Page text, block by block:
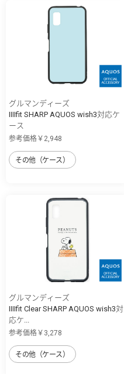
グルマンディーズ
IIIIfit SHARP AQUOS wish3対応ケ
ース
参考価格￥2,948
その他（ケース）
グルマンディーズ
IIIIfit Clear SHARP AQUOS wish3対
応ケ...
参考価格￥3,278
その他（ケース）